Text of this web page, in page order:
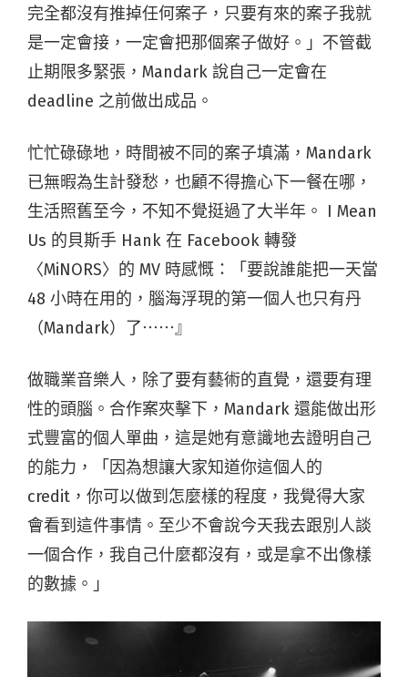
完全都沒有推掉任何案子，只要有來的案子我就
是一定會接，一定會把那個案子做好。」不管截
止期限多緊張，Mandark 說自己一定會在
deadline 之前做出成品。
忙忙碌碌地，時間被不同的案子填滿，Mandark
已無暇為生計發愁，也顧不得擔心下一餐在哪，
生活照舊至今，不知不覺挺過了大半年。 I Mean
Us 的貝斯手 Hank 在 Facebook 轉發
〈MiNORS〉的 MV 時感慨：「要說誰能把一天當
48 小時在用的，腦海浮現的第一個人也只有丹
（Mandark）了⋯⋯』
做職業音樂人，除了要有藝術的直覺，還要有理
性的頭腦。合作案夾擊下，Mandark 還能做出形
式豐富的個人單曲，這是她有意識地去證明自己
的能力，「因為想讓大家知道你這個人的
credit，你可以做到怎麼樣的程度，我覺得大家
會看到這件事情。至少不會說今天我去跟別人談
一個合作，我自己什麼都沒有，或是拿不出像樣
的數據。」